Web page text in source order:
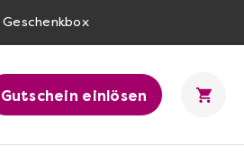
Gutschein einlösen